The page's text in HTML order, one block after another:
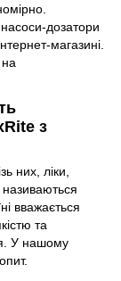
дозатори
магазині.
з
них, ліки,
називаються
вважається
та
У нашому